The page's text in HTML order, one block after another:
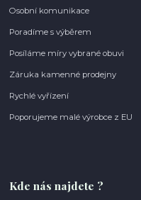
Osobní komunikace
Poradíme s výběrem
Posíláme míry vybrané obuvi
Záruka kamenné prodejny
Rychlé vyřízení
Poporujeme malé výrobce z EU
Kde nás najdete ?